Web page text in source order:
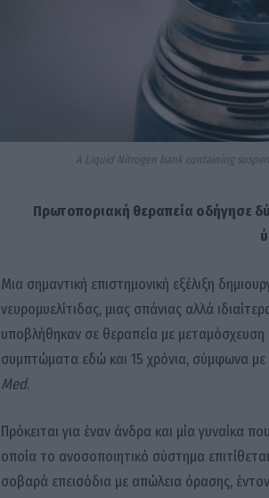
A Liquid Nitrogen bank containing
Πρωτοποριακή θεραπεία οδήγησε
Μια σημαντική επιστημονική εξέλιξη
νευρομυελίτιδας, μιας σπάνιας αλλά
υποβλήθηκαν σε θεραπεία με
συμπτώματα εδώ και 15 χρόνια, σύμφωνα με
Med.
Πρόκειται για έναν άνδρα και μία γυναίκα
οποία το ανοσοποιητικό σύστημα
σοβαρά επεισόδια με απώλεια όρασης,